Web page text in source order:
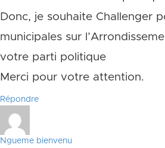
Donc, je souhaite Challenger
municipales sur
votre parti politique
Merci pour votre attention.
Répondre
Ngueme bienvenu